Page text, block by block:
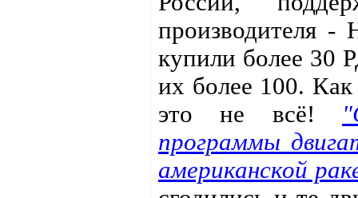
производителя
купили более 30
их более 100.
это не всё!
программы
американской